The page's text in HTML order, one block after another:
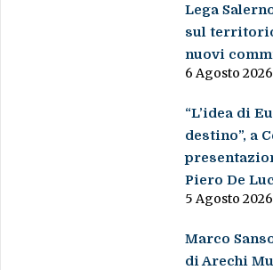
Lega
sul
nuovi
6 Agosto 2026
“L’idea di
destino”, a
Piero De
5 Agosto 2026
Marco
di Arechi